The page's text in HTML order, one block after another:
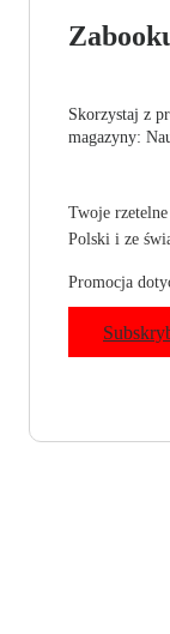
Skorzystaj z
magazyny:
Twoje
Polski i ze
Promocja